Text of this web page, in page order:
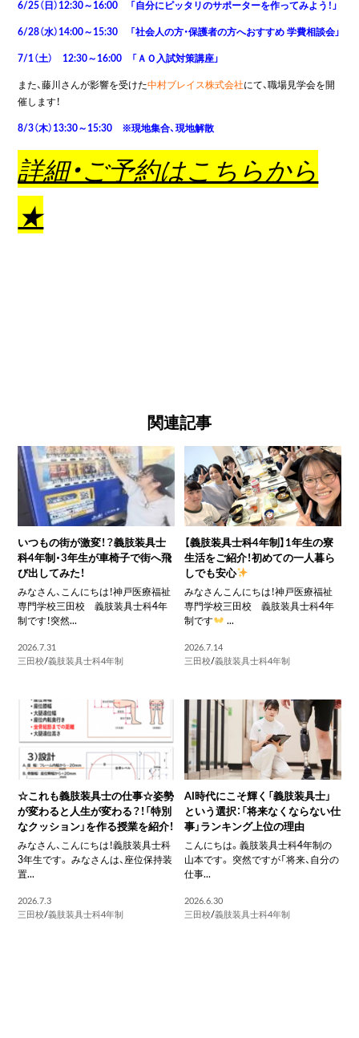
6/25（日）12:30～16:00 「自分にピッタリのサポーターを作ってみよう！」
6/28（水）14:00～15:30 「社会人の方・保護者の方へおすすめ 学費相談会」
7/1（土） 12:30～16:00 「ＡＯ入試対策講座」
また、藤川さんが影響を受けた中村ブレイス株式会社にて、職場見学会を開
催します！
8/3（木）13:30～15:30 ※現地集合、現地解散
詳細・ご予約はこちらから
★
関連記事
いつもの街が激変！？義肢装具士
科4年制・3年生が車椅子で街へ飛
び出してみた！
みなさん、こんにちは！神戸医療福祉
専門学校三田校 義肢装具士科4年
制です！突然...
2026.7.31
三田校/義肢装具士科4年制
【義肢装具士科4年制】1年生の寮
生活をご紹介！初めての一人暮ら
しでも安心
みなさんこんにちは！神戸医療福祉
専門学校三田校 義肢装具士科4年
制です
...
2026.7.14
三田校/義肢装具士科4年制
☆これも義肢装具士の仕事☆姿勢
が変わると人生が変わる？！「特別
なクッション」を作る授業を紹介！
みなさん、こんにちは！義肢装具士科
3年生です。 みなさんは、座位保持装
置...
2026.7.3
三田校/義肢装具士科4年制
AI時代にこそ輝く「義肢装具士」
という選択：「将来なくならない仕
事」ランキング上位の理由
こんにちは。義肢装具士科4年制の
山本です。 突然ですが「将来、自分の
仕事...
2026.6.30
三田校/義肢装具士科4年制